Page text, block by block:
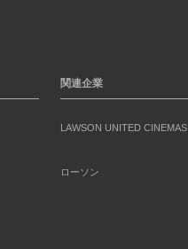
関連企業
LAWSON UNITED CINEMAS
ローソン